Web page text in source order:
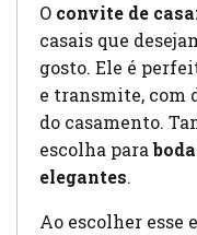
O convite de
casais que
gosto. Ele é
e transmite, com
do casamento.
escolha para
elegantes.
Ao escolher esse